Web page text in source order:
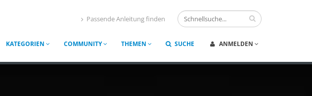
Passende Anleitung finden
KATEGORIEN COMMUNITY THEMEN SUCHE ANMELDEN